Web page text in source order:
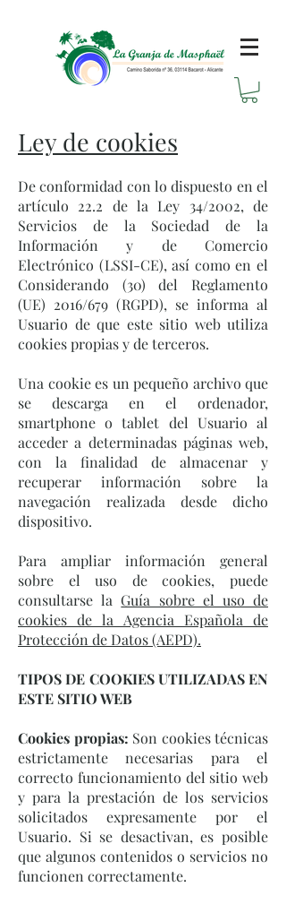
Ley de cookies
De conformidad con lo dispuesto en el
artículo 22.2 de la Ley 34/2002, de
Servicios de la Sociedad de la
Información y de Comercio
Electrónico (LSSI-CE), así como en el
Considerando (30) del Reglamento
(UE) 2016/679 (RGPD), se informa al
Usuario de que este sitio web utiliza
cookies propias y de terceros.
Una cookie es un pequeño archivo que
se descarga en el ordenador,
smartphone o tablet del Usuario al
acceder a determinadas páginas web,
con la finalidad de almacenar y
recuperar información sobre la
navegación realizada desde dicho
dispositivo.
Para ampliar información general
sobre el uso de cookies, puede
consultarse laGuía sobre el uso de
cookies de la Agencia Española de
Protección de Datos (AEPD).
TIPOS DE COOKIES UTILIZADAS EN
ESTE SITIO WEB
Cookies propias: Son cookies técnicas
estrictamente necesarias para el
correcto funcionamiento del sitio web
y para la prestación de los servicios
solicitados expresamente por el
Usuario. Si se desactivan, es posible
que algunos contenidos o servicios no
funcionen correctamente.